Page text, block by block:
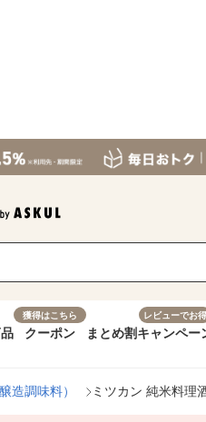
獲得はこちら
クーポン まとめ割
レビューでお得
キャンペー
造調味料） ミツカン 純米料理